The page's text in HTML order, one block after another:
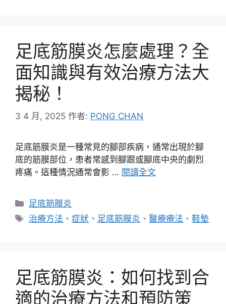
足底筋膜炎怎麼處理？全
面知識與有效治療方法大
揭秘！
3 4 月, 2025 作者: PONG CHAN
足底筋膜炎是一種常見的腳部疾病，通常出現於腳
底的筋膜部位，患者常感到腳跟或腳底中央的劇烈
疼痛。這種情況通常會影 … 閱讀全文
分
類
足底筋膜炎
標
治療方法 、症狀 、 足底筋膜炎 、醫療療法 、鞋墊
足底筋膜炎：如何找到合
適的治療方法和預防策